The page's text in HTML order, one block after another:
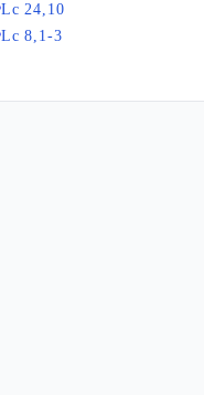
Lc 24,10
Lc 8,1-3